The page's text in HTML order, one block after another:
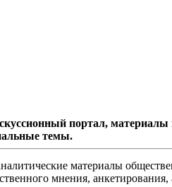
портал,
темы.
материалы
мнения, анкетирования,